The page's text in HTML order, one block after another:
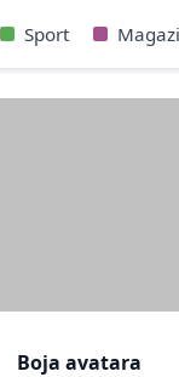
Sport
Boja avatara